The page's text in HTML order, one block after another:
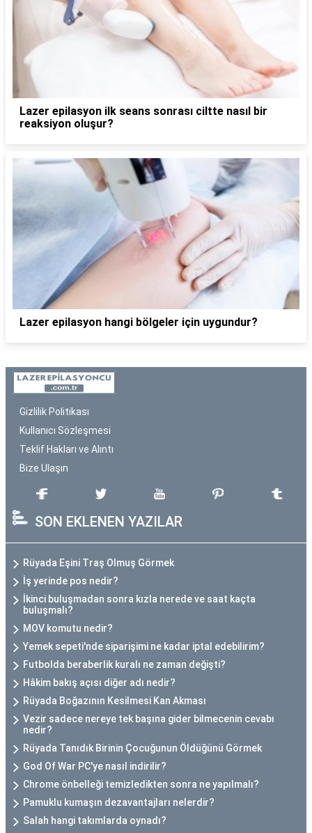
Lazer epilasyon ilk seans sonrası ciltte nasıl bir
reaksiyon oluşur?
Lazer epilasyon hangi bölgeler için uygundur?
Gizlilik Politikası
Kullanıcı Sözleşmesi
Teklif Hakları ve Alıntı
Bize Ulaşın
SON EKLENEN YAZILAR
Rüyada Eşini Traş Olmuş Görmek
İş yerinde pos nedir?
İkinci buluşmadan sonra kızla nerede ve saat kaçta
buluşmalı?
MOV komutu nedir?
Yemek sepeti'nde siparişimi ne kadar iptal edebilirim?
Futbolda beraberlik kuralı ne zaman değişti?
Hâkim bakış açısı diğer adı nedir?
Rüyada Boğazının Kesilmesi Kan Akması
Vezir sadece nereye tek başına gider bilmecenin cevabı
nedir?
Rüyada Tanıdık Birinin Çocuğunun Öldüğünü Görmek
God Of War PC'ye nasıl indirilir?
Chrome önbelleği temizledikten sonra ne yapılmalı?
Pamuklu kumaşın dezavantajları nelerdir?
Salah hangi takımlarda oynadı?